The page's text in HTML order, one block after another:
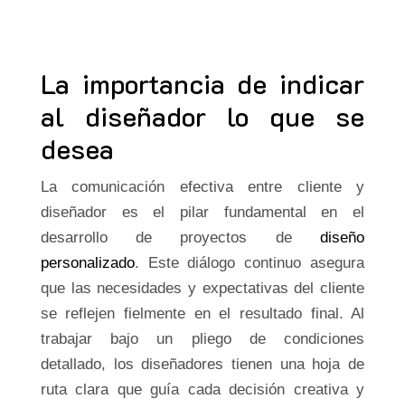
La importancia de indicar
al diseñador lo que se
desea
La comunicación efectiva entre cliente y
diseñador es el pilar fundamental en el
desarrollo de proyectos dediseño
personalizado. Este diálogo continuo asegura
que las necesidades y expectativas del cliente
se reflejen fielmente en el resultado final. Al
trabajar bajo un pliego de condiciones
detallado, los diseñadores tienen una hoja de
ruta clara que guía cada decisión creativa y